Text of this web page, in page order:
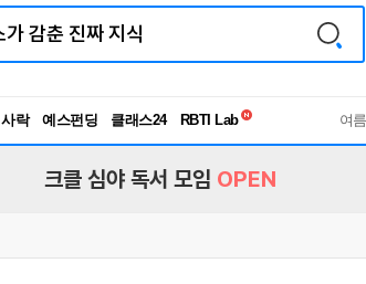
사락 예스펀딩 클래스24
RBTI Lab
독서유형검사
여
크클 심야 독서 모임 OPEN